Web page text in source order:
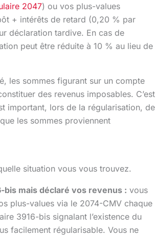
2047) ou vos plus-values
+ intérêts de retard (0,20 % par
déclaration tardive. En cas de
peut être réduite à 10 % au lieu de
les sommes figurant sur un compte
des revenus imposables. C’est
important, lors de la régularisation, de
les sommes proviennent
situation vous vous trouvez.
bis mais déclaré vos revenus : vous
plus-values via le 2074-CMV chaque
3916-bis signalant l’existence du
facilement régularisable. Vous ne